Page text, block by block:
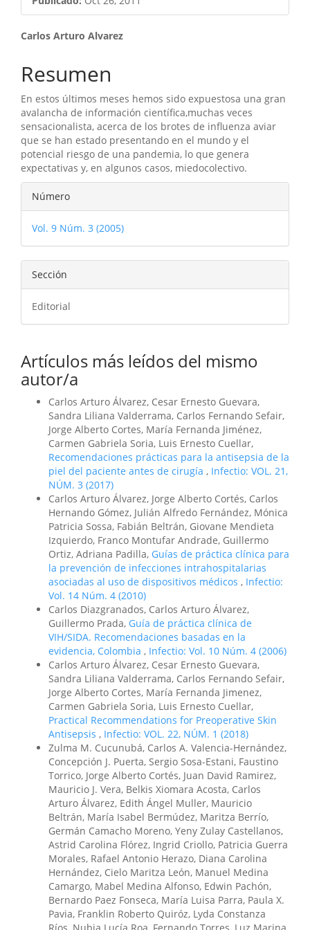
Contenido
principal
del
artículo
Carlos Arturo Alvarez
Resumen
En estos últimos meses hemos sido expuestosa una gran
avalancha de información científica,muchas veces
sensacionalista, acerca de los brotes de influenza aviar
que se han estado presentando en el mundo y el
potencial riesgo de una pandemia, lo que genera
expectativas y, en algunos casos, miedocolectivo.
Detalles
del
artículo
Número
Vol. 9 Núm. 3 (2005)
Sección
Editorial
Artículos más leídos del mismo
autor/a
Carlos Arturo Álvarez, Cesar Ernesto Guevara,
Sandra Liliana Valderrama, Carlos Fernando Sefair,
Jorge Alberto Cortes, María Fernanda Jiménez,
Carmen Gabriela Soria, Luis Ernesto Cuellar,
Recomendaciones prácticas para la antisepsia de la
piel del paciente antes de cirugía , Infectio: VOL. 21,
NÚM. 3 (2017)
Carlos Arturo Álvarez, Jorge Alberto Cortés, Carlos
Hernando Gómez, Julián Alfredo Fernández, Mónica
Patricia Sossa, Fabián Beltrán, Giovane Mendieta
Izquierdo, Franco Montufar Andrade, Guillermo
Ortiz, Adriana Padilla, Guías de práctica clínica para
la prevención de infecciones intrahospitalarias
asociadas al uso de dispositivos médicos , Infectio:
Vol. 14 Núm. 4 (2010)
Carlos Diazgranados, Carlos Arturo Álvarez,
Guillermo Prada, Guía de práctica clínica de
VIH/SIDA. Recomendaciones basadas en la
evidencia, Colombia , Infectio: Vol. 10 Núm. 4 (2006)
Carlos Arturo Álvarez, Cesar Ernesto Guevara,
Sandra Liliana Valderrama, Carlos Fernando Sefair,
Jorge Alberto Cortes, María Fernanda Jimenez,
Carmen Gabriela Soria, Luis Ernesto Cuellar,
Practical Recommendations for Preoperative Skin
Antisepsis , Infectio: VOL. 22, NÚM. 1 (2018)
Zulma M. Cucunubá, Carlos A. Valencia-Hernández,
Concepción J. Puerta, Sergio Sosa-Estani, Faustino
Torrico, Jorge Alberto Cortés, Juan David Ramirez,
Mauricio J. Vera, Belkis Xiomara Acosta, Carlos
Arturo Álvarez, Edith Ángel Muller, Mauricio
Beltrán, María Isabel Bermúdez, Maritza Berrío,
Germán Camacho Moreno, Yeny Zulay Castellanos,
Astrid Carolina Flórez, Ingrid Criollo, Patricia Guerra
Morales, Rafael Antonio Herazo, Diana Carolina
Hernández, Cielo Maritza León, Manuel Medina
Camargo, Mabel Medina Alfonso, Edwin Pachón,
Bernardo Paez Fonseca, María Luisa Parra, Paula X.
Pavia, Franklin Roberto Quiróz, Lyda Constanza
Ríos, Nubia Lucía Roa, Fernando Torres, Luz Marina